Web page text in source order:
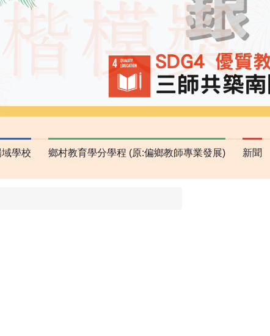
學校 鄉村教育學分學程 (原:偏鄉教師專業發展) 新聞